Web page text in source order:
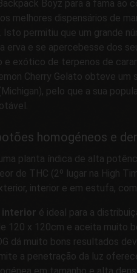
Boyz para a fama ao
melhores dispensários de
Isto permitiu que um grande
erva e se apercebesse dos
e exótico de terpenos de
Cherry Gelato obteve um
pelo que a sua
homogéneos e
planta índica de alta
de THC (2º lugar na High
interior e em estufa, com
interior é ideal para a
120 x 120cm e aceita muito
dá muito bons resultados
a penetração da luz